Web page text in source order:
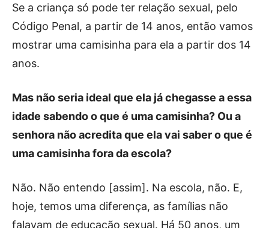
Se a criança só pode ter relação sexual, pelo
Código Penal, a partir de 14 anos, então vamos
mostrar uma camisinha para ela a partir dos 14
anos.
Mas não seria ideal que ela já chegasse a essa
idade sabendo o que é uma camisinha? Ou a
senhora não acredita que ela vai saber o que é
uma camisinha fora da escola?
Não. Não entendo [assim]. Na escola, não. E,
hoje, temos uma diferença, as famílias não
falavam de educação sexual. Há 50 anos, um